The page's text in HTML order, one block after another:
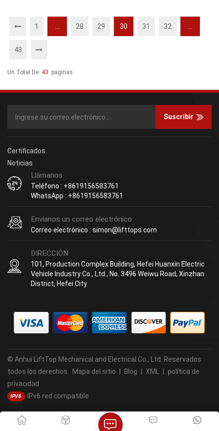
1 ... 28 29 30 31 32 ...
43
Un Total De 43 Paginas
Suscribir
Certificados
Noticias
Llámanos
Teléfono : +8619156583761
WhatsApp : +8619156583761
Envíanos un correo electrónico
Correo electrónico : simon@lifttops.com
DIRECCIÓN
101, Production Complex Building, Hefei Huanxin Electric
Vehicle Industry Co., Ltd., No. 3496 Weiwu Road, Xinzhan
District, Hefei City
© Anhui LiftTop Mechanical and Electrical Co., Ltd. Reservados
todos los derechos.
Mapa del sitio Blog XML
política de
privacidad
IPv6 red compatible